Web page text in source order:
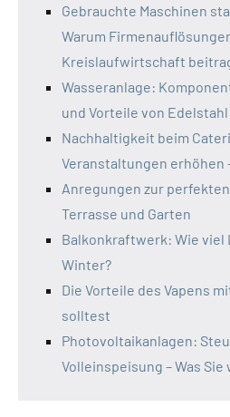
Gebrauchte Maschinen
Warum
Kreislaufwirtschaft
Wasseranlage:
und Vorteile von Edelstahl
Nachhaltigkeit beim
Veranstaltungen erhöhen
Anregungen zur
Terrasse und Garten
Balkonkraftwerk: Wie
Winter?
Die Vorteile des Vapens
solltest
Photovoltaikanlagen:
Volleinspeisung – Was